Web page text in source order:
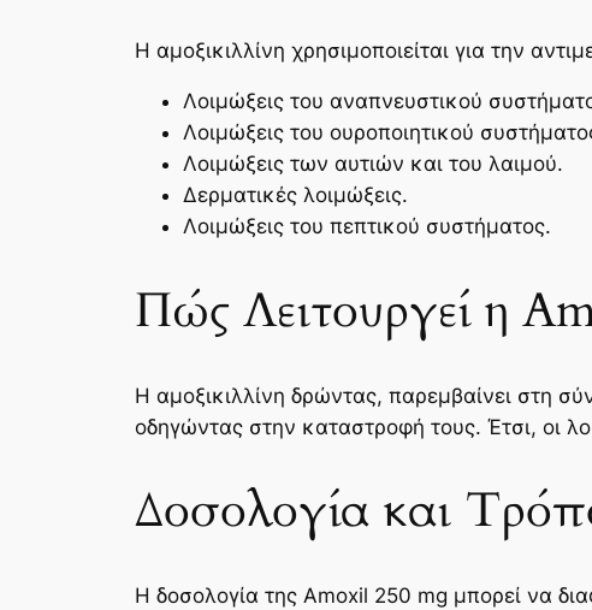
Η αμοξικιλλίνη χρησιμοποιείται για την
Λοιμώξεις του αναπνευστικού
Λοιμώξεις του ουροποιητικού
Λοιμώξεις των αυτιών και του λαιμού.
Δερματικές λοιμώξεις.
Λοιμώξεις του πεπτικού συστήματος.
Πώς Λειτουργεί η
Η αμοξικιλλίνη δρώντας, παρεμβαίνει στη
οδηγώντας στην καταστροφή τους. Έτσι, οι
Δοσολογία και
Η δοσολογία της Amoxil 250 mg μπορεί να